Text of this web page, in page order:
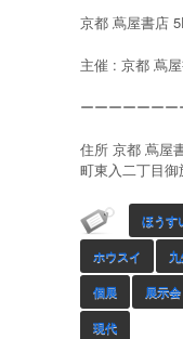
京都 蔦屋書店
主催 : 京都 蔦
ーーーーーー
住所 京都 蔦屋
町東入二丁目
ほうす
ホウスイ
個展 展示会
現代